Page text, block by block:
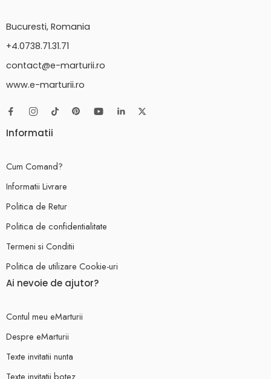
Bucuresti, Romania
+4.0738.71.31.71
contact@e-marturii.ro
www.e-marturii.ro
Informatii
Cum Comand?
Informatii Livrare
Politica de Retur
Politica de confidentialitate
Termeni si Conditii
Politica de utilizare Cookie-uri
Ai nevoie de ajutor?
Contul meu eMarturii
Despre eMarturii
Texte invitatii nunta